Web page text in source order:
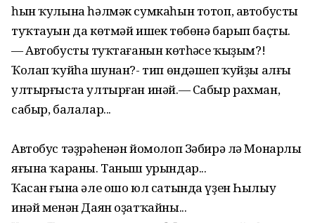
һын ҡулына һәлмәк сумкаһын тотоп, автобустың
туҡтауын да көтмәй ишек төбөнә барып баҫты.
— Автобустың туҡтағанын көтһәңсе ҡыҙым?!
Ҡолап ҡуйһаң шунан?- тип өндәшеп ҡуйҙы алғы
ултырғыста ултырған инәй.— Сабыр рахман,
сабыр, балалар...
Автобус тәҙрәһенән йомолоп Зәбирә лә Монарлы
яғына ҡараны. Таныш урындар...
Ҡасан ғына әле ошо юл сатында үҙен Һылыу
инәй менән Даян оҙатҡайны...